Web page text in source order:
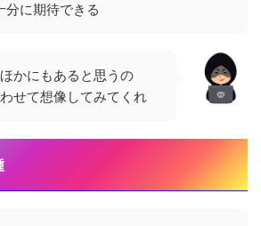
分に期待できる
かにもあると思うの
せて想像してみてくれ